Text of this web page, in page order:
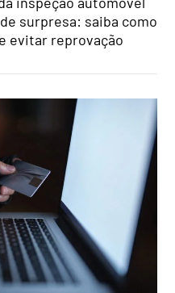
surpresa: saiba como
evitar reprovação